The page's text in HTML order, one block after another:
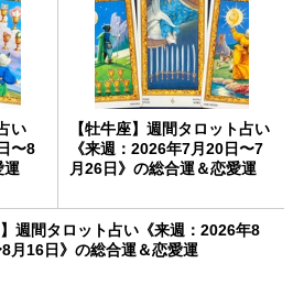
い
〜8
運
【牡牛座】週間タロット占い
《来週：2026年7月20日〜7
月26日》の総合運＆恋愛運
】週間タロット占い《来週：2026年8
8月16日》の総合運＆恋愛運